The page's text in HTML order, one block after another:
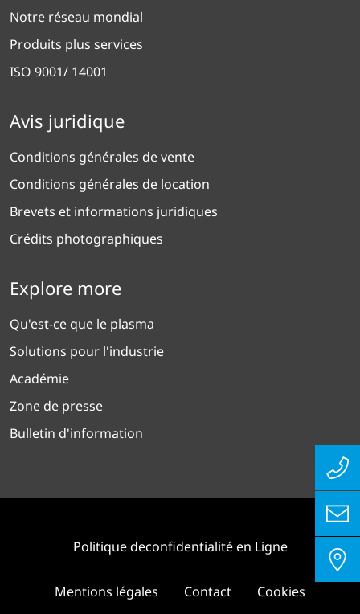
Notre réseau mondial
Produits plus services
ISO 9001/ 14001
Avis juridique
Conditions générales de vente
Conditions générales de location
Brevets et informations juridiques
Crédits photographiques
Explore more
Qu'est-ce que le plasma
Solutions pour l'industrie
Académie
Zone de presse
Bulletin d'information
Politique deconfidentialité en Ligne
Mentions légales Contact Cookies